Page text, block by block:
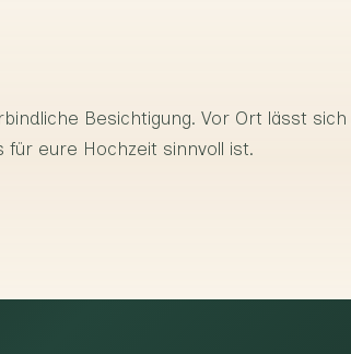
Besichtigung. Vor Ort lässt
eure Hochzeit sinnvoll ist.